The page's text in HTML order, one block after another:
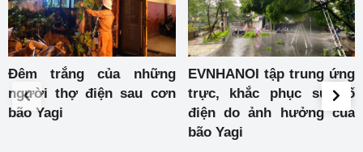
EVNHANOI tập trung ứng
trực, khắc phục sự cố
điện do ảnh hưởng của
Cán bộ nhân viên EVN tại
miền Bắc xuyên đêm
khắc phục hậu quả sau
bão Yagi